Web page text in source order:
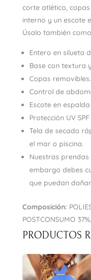
corte atlético,
interno y un escote
Úsalo también
Entero en silueta
Base con textura
Copas removibles.
Control de
Escote en
Protección UV
Tela de secado
el mar o piscina.
Nuestras prendas
embargo debes
que puedan
Composición:
POSTCONSUMO
PRODUCTOS